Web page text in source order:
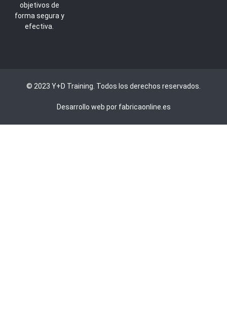
objetivos de
forma segura y
efectiva.
© 2023 Y+D Training. Todos los derechos reservados.
Desarrollo web por fabricaonline.es